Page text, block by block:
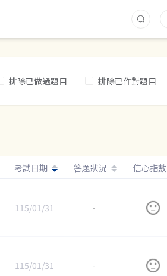
排除已做過題目 排除已作對題目
考試日期 答題狀況 信心指數
115/01/31 -
115/01/31 -